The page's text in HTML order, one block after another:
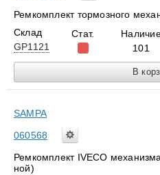
Ремкомплект тормозного
Склад
GP1121
Стат.
101
SAMPA
060568
Ремкомплект IVECO
ной)